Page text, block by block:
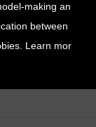
making an
between
Learn mor